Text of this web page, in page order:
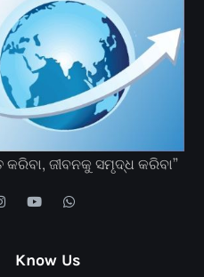
ଜୀବନକୁ ସମୃଦ୍ଧ କରିବା”
Know Us